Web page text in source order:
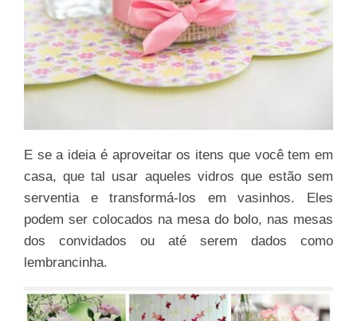
E se a ideia é aproveitar os itens que você tem em
casa, que tal usar aqueles vidros que estão sem
serventia e transformá-los em vasinhos. Eles
podem ser colocados na mesa do bolo, nas mesas
dos convidados ou até serem dados como
lembrancinha.